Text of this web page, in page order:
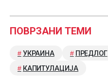
ПОВРЗАНИ ТЕМИ
УКРАИНА ПРЕДЛОГ
КАПИТУЛАЦИЈА